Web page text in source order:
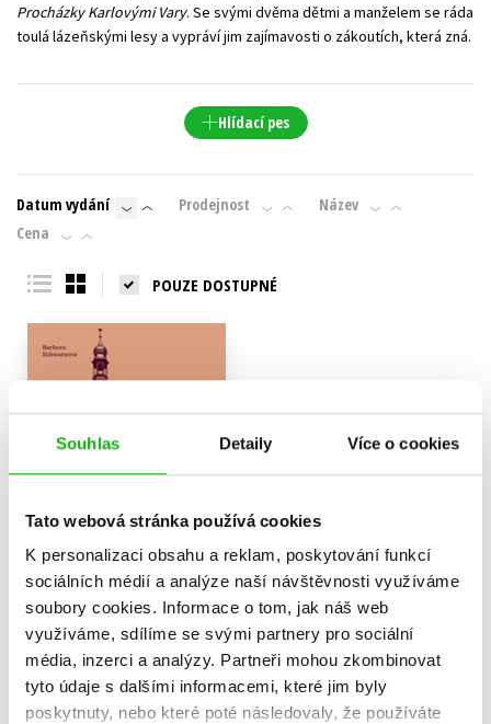
Souhlas Detaily Více o cookies
Tato webová stránka používá cookies
K personalizaci obsahu a reklam, poskytování funkcí
sociálních médií a analýze naší návštěvnosti využíváme
soubory cookies. Informace o tom, jak náš web
využíváme, sdílíme se svými partnery pro sociální
média, inzerci a analýzy. Partneři mohou zkombinovat
tyto údaje s dalšími informacemi, které jim byly
poskytnuty, nebo které poté následovaly, že používáte
Procházky Karlovými Vary. Se svými dvěma dětmi a manželem se ráda
toulá lázeňskými lesy a vypráví jim zajímavosti o zákoutích, která zná.
Hlídací pes
Datum vydání Prodejnost
Název
Cena
POUZE DOSTUPNÉ
Procházky Karlovými Vary
Barbora Schwarzová
279 Kč349 Kč
Do košíku